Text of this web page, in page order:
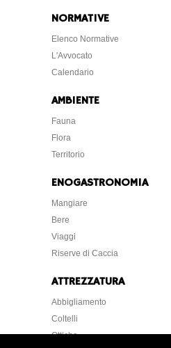
NORMATIVE
Elenco Normative
L'Avvocato
Calendario
AMBIENTE
Fauna
Flora
Territorio
ENOGASTRONOMIA
Mangiare
Bere
Viaggi
Riserve di Caccia
ATTREZZATURA
Abbigliamento
Coltelli
Ottiche